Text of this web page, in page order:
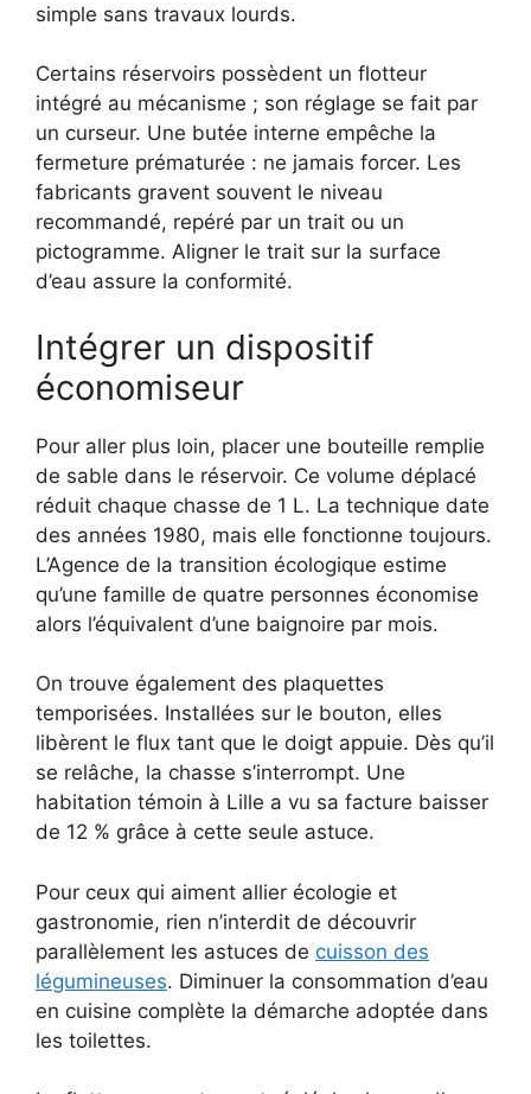
simple sans travaux lourds.
Certains réservoirs possèdent un flotteur
intégré au mécanisme ; son réglage se fait par
un curseur. Une butée interne empêche la
fermeture prématurée : ne jamais forcer. Les
fabricants gravent souvent le niveau
recommandé, repéré par un trait ou un
pictogramme. Aligner le trait sur la surface
d’eau assure la conformité.
Intégrer un dispositif
économiseur
Pour aller plus loin, placer une bouteille remplie
de sable dans le réservoir. Ce volume déplacé
réduit chaque chasse de 1 L. La technique date
des années 1980, mais elle fonctionne toujours.
L’Agence de la transition écologique estime
qu’une famille de quatre personnes économise
alors l’équivalent d’une baignoire par mois.
On trouve également des plaquettes
temporisées. Installées sur le bouton, elles
libèrent le flux tant que le doigt appuie. Dès qu’il
se relâche, la chasse s’interrompt. Une
habitation témoin à Lille a vu sa facture baisser
de 12 % grâce à cette seule astuce.
Pour ceux qui aiment allier écologie et
gastronomie, rien n’interdit de découvrir
parallèlement les astuces de cuisson des
légumineuses. Diminuer la consommation d’eau
en cuisine complète la démarche adoptée dans
les toilettes.